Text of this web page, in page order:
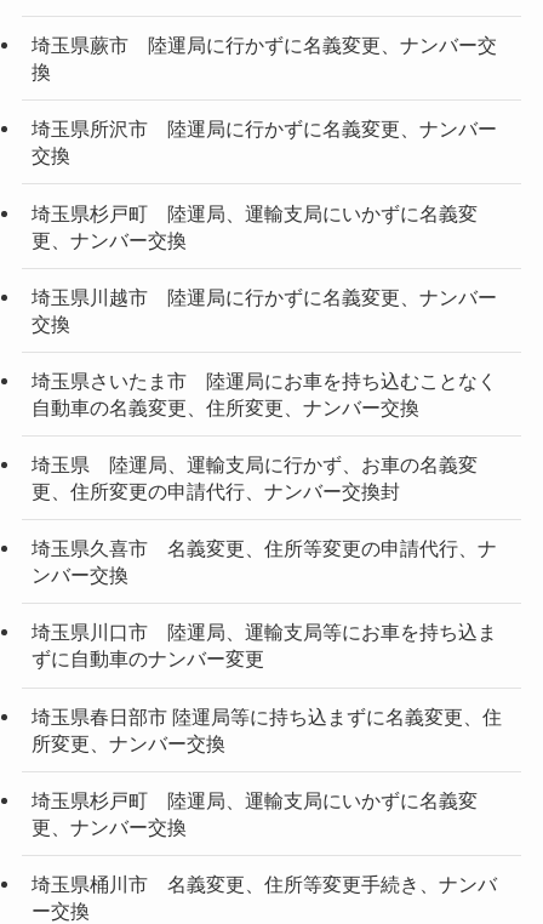
埼玉県蕨市 陸運局に行かずに名義変更、ナンバー交
換
埼玉県所沢市 陸運局に行かずに名義変更、ナンバー
交換
埼玉県杉戸町 陸運局、運輸支局にいかずに名義変
更、ナンバー交換
埼玉県川越市 陸運局に行かずに名義変更、ナンバー
交換
埼玉県さいたま市 陸運局にお車を持ち込むことなく
自動車の名義変更、住所変更、ナンバー交換
埼玉県 陸運局、運輸支局に行かず、お車の名義変
更、住所変更の申請代行、ナンバー交換封
埼玉県久喜市 名義変更、住所等変更の申請代行、ナ
ンバー交換
埼玉県川口市 陸運局、運輸支局等にお車を持ち込ま
ずに自動車のナンバー変更
埼玉県春日部市 陸運局等に持ち込まずに名義変更、住
所変更、ナンバー交換
埼玉県杉戸町 陸運局、運輸支局にいかずに名義変
更、ナンバー交換
埼玉県桶川市 名義変更、住所等変更手続き、ナンバ
ー交換